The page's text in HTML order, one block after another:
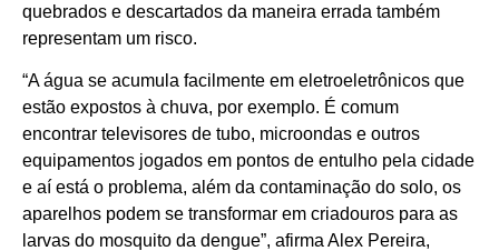
quebrados e descartados da maneira errada também
representam um risco.
“A água se acumula facilmente em eletroeletrônicos que
estão expostos à chuva, por exemplo. É comum
encontrar televisores de tubo, microondas e outros
equipamentos jogados em pontos de entulho pela cidade
e aí está o problema, além da contaminação do solo, os
aparelhos podem se transformar em criadouros para as
larvas do mosquito da dengue”, afirma Alex Pereira,